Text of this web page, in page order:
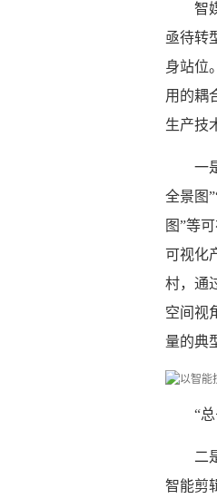
智
亟待转
身站位
用的耦
生产技
一
全景图
图”等
可视化
村，通
空间视
量的典
“
二
智能剪